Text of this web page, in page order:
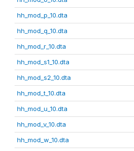
hh_mod_p_10.dta
hh_mod_q_10.dta
hh_mod_r_10.dta
hh_mod_s1_10.dta
hh_mod_s2_10.dta
hh_mod_t_10.dta
hh_mod_u_10.dta
hh_mod_v_10.dta
hh_mod_w_10.dta